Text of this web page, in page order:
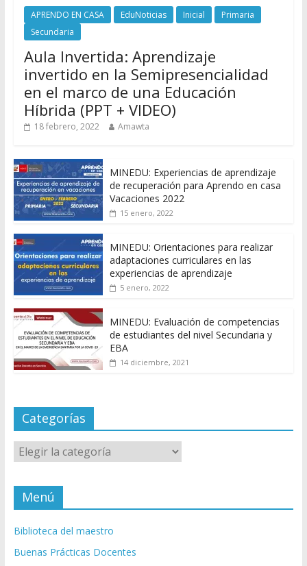
APRENDO EN CASA EduNoticias Inicial
Primaria
Secundaria
Aula Invertida: Aprendizaje
invertido en la Semipresencialidad
en el marco de una Educación
Híbrida (PPT + VIDEO)
18 febrero, 2022 Amawta
MINEDU: Experiencias de aprendizaje
de recuperación para Aprendo en casa
Vacaciones 2022
15 enero, 2022
MINEDU: Orientaciones para realizar
adaptaciones curriculares en las
experiencias de aprendizaje
5 enero, 2022
MINEDU: Evaluación de competencias
de estudiantes del nivel Secundaria y
EBA
14 diciembre, 2021
Categorías
Categorías
Menú
Biblioteca del maestro
Buenas Prácticas Docentes